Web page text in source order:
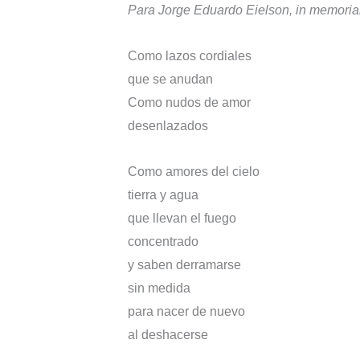
Para Jorge Eduardo Eielson, in
Como lazos cordiales
que se anudan
Como nudos de amor
desenlazados
Como amores del cielo
tierra y agua
que llevan el fuego
concentrado
y saben derramarse
sin medida
para nacer de nuevo
al deshacerse